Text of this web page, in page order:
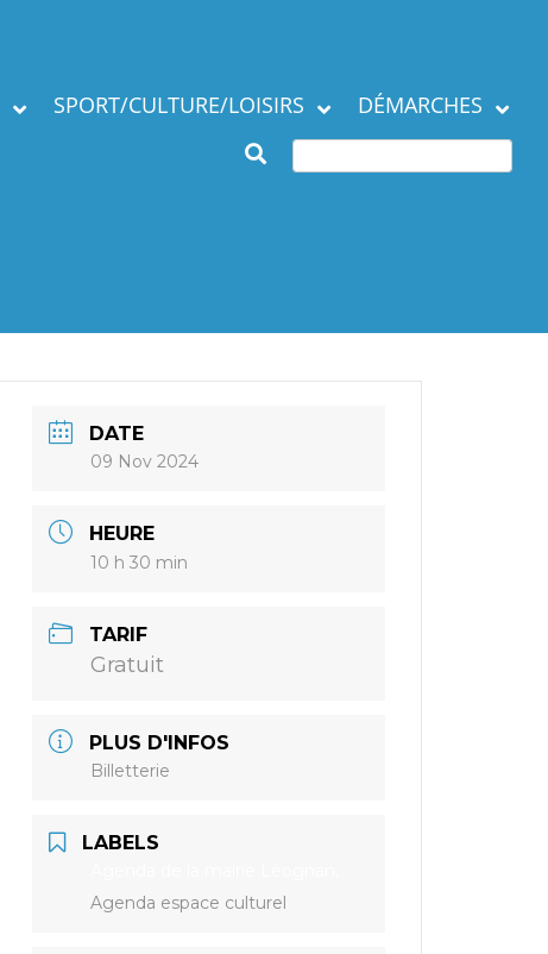
SPORT/CULTURE/LOISIRS
associations
DÉMARCHES
DATE
09 Nov 2024
HEURE
10 h 30 min
TARIF
Gratuit
PLUS D'INFOS
Billetterie
LABELS
Agenda espace culturel